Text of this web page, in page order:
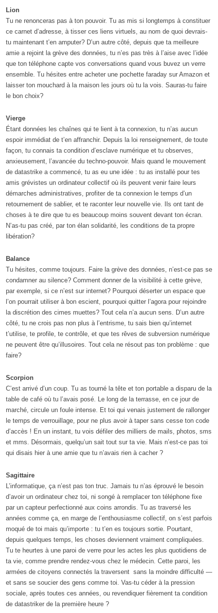
Lion
Tu ne renonceras pas à ton pouvoir. Tu as mis si longtemps à constituer
ce carnet d’adresse, à tisser ces liens virtuels, au nom de quoi devrais-
tu maintenant t’en amputer? D’un autre côté, depuis que ta meilleure
amie a rejoint la grève des données, tu n’es pas très à l’aise avec l’idée
que ton téléphone capte vos conversations quand vous buvez un verre
ensemble. Tu hésites entre acheter une pochette faraday sur Amazon et
laisser ton mouchard à la maison les jours où tu la vois. Sauras-tu faire
le bon choix?
Vierge
Étant données les chaînes qui te lient à ta connexion, tu n’as aucun
espoir immédiat de t’en affranchir. Depuis la loi renseignement, de toute
façon, tu connais ta condition d’esclave numérique et tu observes,
anxieusement, l’avancée du techno-pouvoir. Mais quand le mouvement
de datastrike a commencé, tu as eu une idée : tu as installé pour tes
amis grévistes un ordinateur collectif où ils peuvent venir faire leurs
démarches administratives, profiter de ta connexion le temps d’un
retournement de sablier, et te raconter leur nouvelle vie. Ils ont tant de
choses à te dire que tu es beaucoup moins souvent devant ton écran.
N’as-tu pas créé, par ton élan solidarité, les conditions de ta propre
libération?
Balance
Tu hésites, comme toujours. Faire la grève des données, n’est-ce pas se
condamner au silence? Comment donner de la visibilité à cette grève,
par exemple, si ce n’est sur internet? Pourquoi déserter un espace que
l’on pourrait utiliser à bon escient, pourquoi quitter l’agora pour rejoindre
la discrétion des cimes muettes? Tout cela n’a aucun sens. D’un autre
côté, tu ne crois pas non plus à l’entrisme, tu sais bien qu’internet
t’utilise, te profile, te contrôle, et que tes rêves de subversion numérique
ne peuvent être qu’illusoires. Tout cela ne résout pas ton problème : que
faire?
Scorpion
C’est arrivé d’un coup. Tu as tourné la tête et ton portable a disparu de la
table de café où tu l’avais posé. Le long de la terrasse, en ce jour de
marché, circule un foule intense. Et toi qui venais justement de rallonger
le temps de verrouillage, pour ne plus avoir à taper sans cesse ton code
d’accès ! En un instant, tu vois défiler des milliers de mails, photos, sms
et mms. Désormais, quelqu’un sait tout sur ta vie. Mais n’est-ce pas toi
qui disais hier à une amie que tu n’avais rien à cacher ?
Sagittaire
L’informatique, ça n’est pas ton truc. Jamais tu n’as éprouvé le besoin
d’avoir un ordinateur chez toi, ni songé à remplacer ton téléphone fixe
par un capteur perfectionné aux coins arrondis. Tu as traversé les
années comme ça, en marge de l’enthousiasme collectif, on s’est parfois
moqué de toi mais qu’importe : tu t’en es toujours sortie. Pourtant,
depuis quelques temps, les choses deviennent vraiment compliquées.
Tu te heurtes à une paroi de verre pour les actes les plus quotidiens de
ta vie, comme prendre rendez-vous chez le médecin. Cette paroi, les
armées de citoyens connectés la traversent sans la moindre difficulté —
et sans se soucier des gens comme toi. Vas-tu céder à la pression
sociale, après toutes ces années, ou revendiquer fièrement ta condition
de datastriker de la première heure ?